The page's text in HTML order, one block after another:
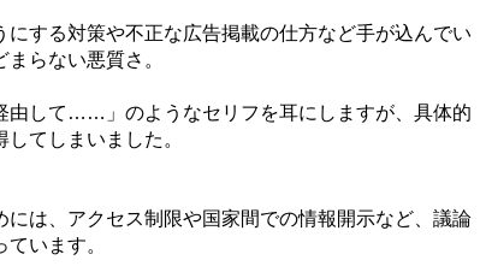
する対策や不正な広告掲載の仕方など手が込んでい
らない悪質さ。
由して……」のようなセリフを耳にしますが、具体的
てしまいました。
は、アクセス制限や国家間での情報開示など、議論
います。